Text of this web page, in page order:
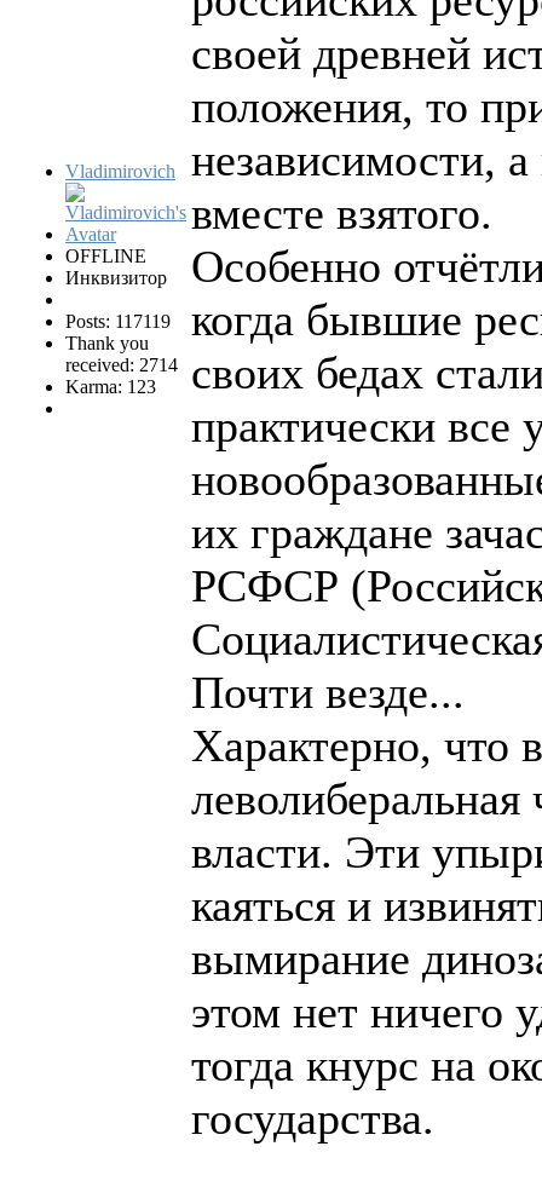
Vladimirovich
OFFLINE
Инквизитор
Posts: 117119
Thank you
received: 2714
Karma: 123
своей древней
положения, то
независимости,
вместе взятого.
Особенно
когда бывшие
своих бедах
практически все
их граждане
РСФСР
Почти везде...
Характерно, что
власти. Эти
каяться и
вымирание
этом нет ничего
тогда кнурс на
государства.